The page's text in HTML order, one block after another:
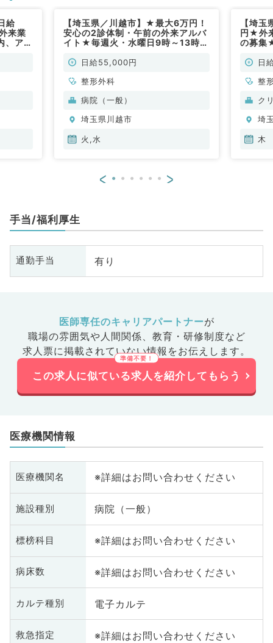
給
来業
、アク
【埼玉県／川越市】★最大6万円！
安心の2診体制・午前の外来アルバ
イト★毎週火・水曜日9時～13時の
フ体制が充実したクリニックです♪
常勤）
日給55,000円
整形外科
病院（一般）
埼玉県川越市
火,水
【埼
円★外
の募集
♪～マ
日
整
ク
埼
木
< >
手当/福利厚生
通勤手当 有り
医師専任のキャリアパートナーが
職場の雰囲気や人間関係、 教育・研修制度など
求人票に掲載されていない情報をお伝えします。
この求人に似ている求人を紹介してもらう
医療機関情報
医療機関名 ※詳細はお問い合わせください
施設種別 病院（一般）
標榜科目 ※詳細はお問い合わせください
病床数 ※詳細はお問い合わせください
カルテ種別 電子カルテ
救急指定 ※詳細はお問い合わせください